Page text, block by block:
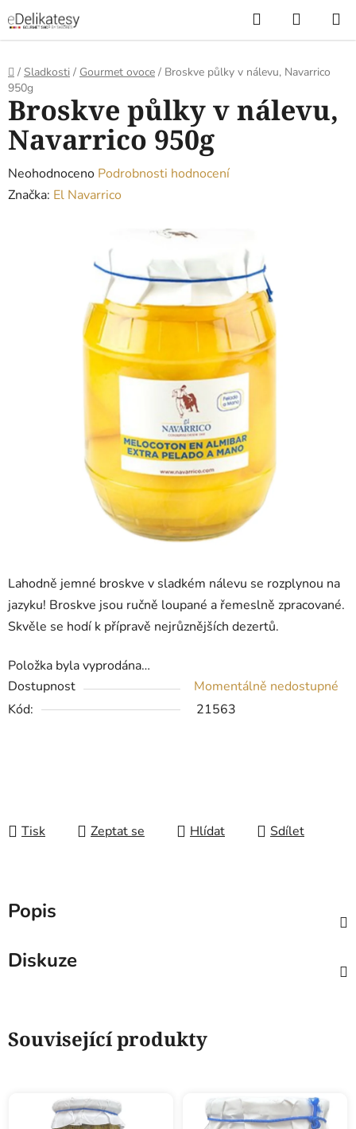
na
obsah
Hledat
KOŠÍK
Domů
/ Sladkosti / Gourmet ovoce / Broskve půlky v nálevu, Navarrico
950g
Lahodně jemné broskve v sladkém nálevu se rozplynou na
jazyku! Broskve jsou ručně loupané a řemeslně zpracované.
Skvěle se hodí k přípravě nejrůznějších dezertů.
Položka byla vyprodána…
Dostupnost
Momentálně nedostupné
Kód:
21563
Tisk Zeptat se Hlídat Sdílet
Broskve půlky v nálevu,
Navarrico 950g
Průměrné
hodnocení
Neohodnoceno Podrobnosti hodnocení
Značka: El Navarrico
Popis
Diskuze
Související produkty